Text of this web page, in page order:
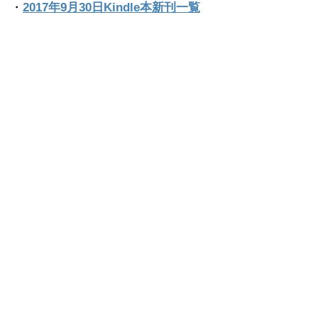
・ 2017年9月30日Kindle本新刊一覧